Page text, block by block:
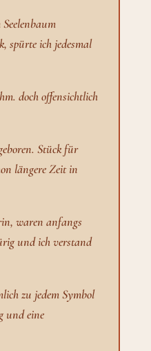
spürte ich jedesmal
doch offensichtlich
Stück für
längere Zeit in
waren anfangs
und ich verstand
zu jedem Symbol
und eine